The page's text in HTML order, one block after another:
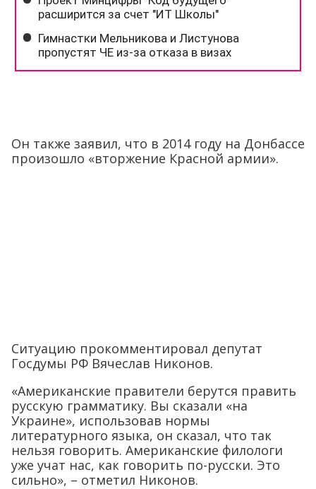
Он также заявил, что в 2014 году на Донбассе
произошло «вторжение Красной армии».
Ситуацию прокомментировал депутат
Госдумы РФ Вячеслав Никонов.
«Американские правители берутся править
русскую грамматику. Вы сказали «на
Украине», использовав нормы
литературного языка, он сказал, что так
нельзя говорить. Американские филологи
уже учат нас, как говорить по-русски. Это
сильно», – отметил Никонов.